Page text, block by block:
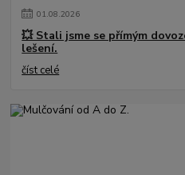
01.08.2026
💥 Stali jsme se přímým
lešení.
číst celé